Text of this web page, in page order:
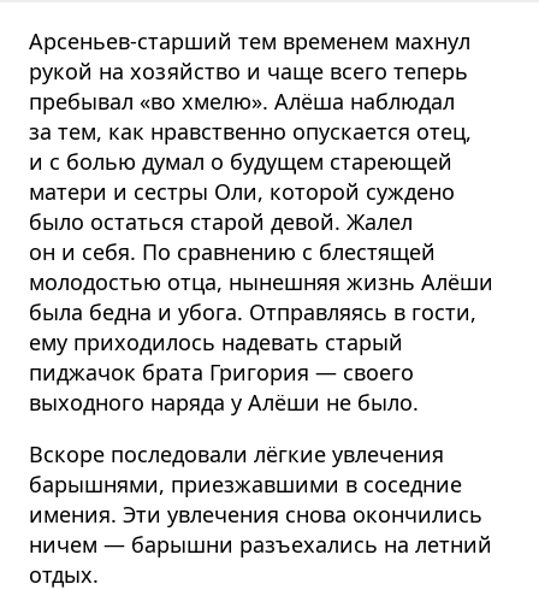
Арсеньев-старший тем временем махнул
рукой на хозяйство и чаще всего теперь
пребывал «во хмелю». Алёша наблюдал
за тем, как нравственно опускается отец,
и с болью думал о будущем стареющей
матери и сестры Оли, которой суждено
было остаться старой девой. Жалел
он и себя. По сравнению с блестящей
молодостью отца, нынешняя жизнь Алёши
была бедна и убога. Отправляясь в гости,
ему приходилось надевать старый
пиджачок брата Григория — своего
выходного наряда у Алёши не было.
Вскоре последовали лёгкие увлечения
барышнями, приезжавшими в соседние
имения. Эти увлечения снова окончились
ничем — барышни разъехались на летний
отдых.